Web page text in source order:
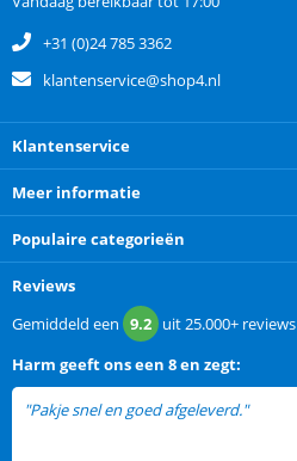
+31 (0)24 785 3362
klantenservice@shop4.nl
Klantenservice
Meer informatie
Populaire categorieën
Reviews
Gemiddeld een 9.2 uit25.000+ reviews
Harm geeft ons een 8 en zegt:
"Pakje snel en goed afgeleverd."